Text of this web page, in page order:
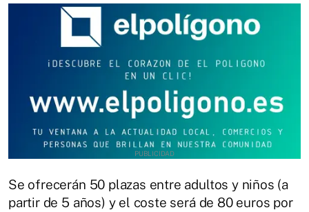
Se ofrecerán 50 plazas entre adultos y niños (a
partir de 5 años) y el coste será de 80 euros por